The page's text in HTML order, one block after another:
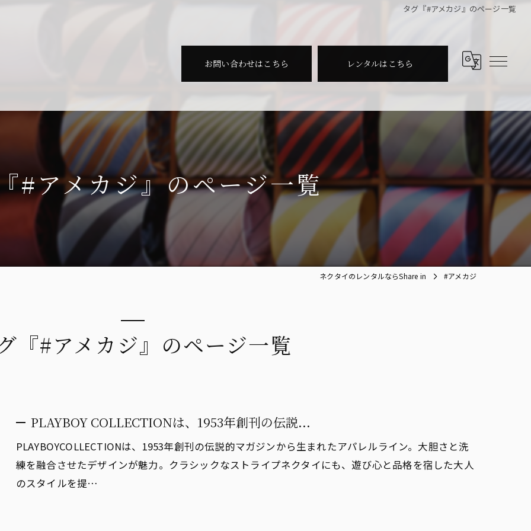
タグ『#アメカジ』のページ一覧
お問い合わせはこちら レンタルはこちら
#アメカジ』のページ一覧
ネクタイのレンタルならShare in #アメカジ
『#アメカジ』のページ一覧
PLAYBOY COLLECTIONは、1953年創刊の伝説...
PLAYBOYCOLLECTIONは、1953年創刊の伝説的マガジンから生まれたアパレルライン。大胆さと洗
練を融合させたデザインが魅力。クラシックなストライプネクタイにも、遊び心と品格を宿した大人
のスタイルを提…